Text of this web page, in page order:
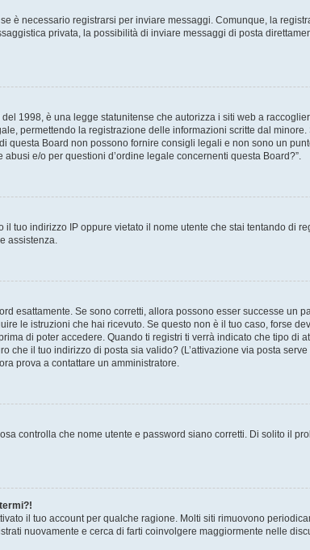
è necessario registrarsi per inviare messaggi. Comunque, la
privata, la possibilità di inviare messaggi di posta
1998, è una legge statunitense che autorizza i siti web a
permettendo la registrazione delle informazioni scritte dal
questa Board non possono fornire consigli legali e non sono un
e/o per questioni d’ordine legale concernenti questa Board?”.
il tuo indirizzo IP oppure vietato il nome utente che stai tentando di
assistenza.
esattamente. Se sono corretti, allora possono esser successe un
le istruzioni che hai ricevuto. Se questo non è il tuo caso, forse
di poter accedere. Quando ti registri ti verrà indicato che tipo
che il tuo indirizzo di posta sia valido? (L’attivazione via posta
prova a contattare un amministratore.
controlla che nome utente e password siano corretti. Di solito il
il tuo account per qualche ragione. Molti siti rimuovono
nuovamente e cerca di farti coinvolgere maggiormente nelle